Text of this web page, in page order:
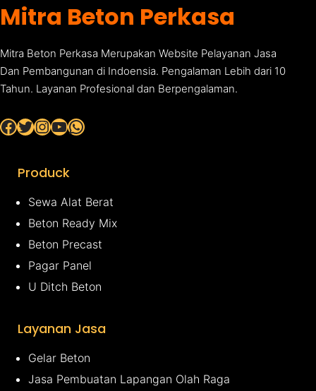
Mitra Beton Perkasa
Mitra Beton Perkasa Merupakan Website Pelayanan Jasa
Dan Pembangunan di Indoensia. Pengalaman Lebih dari 10
Tahun. Layanan Profesional dan Berpengalaman.
Facebook Twitter InstagramYouTube WhatsApp
Produck
Sewa Alat Berat
Beton Ready Mix
Beton Precast
Pagar Panel
U Ditch Beton
Layanan Jasa
Gelar Beton
Jasa Pembuatan Lapangan Olah Raga